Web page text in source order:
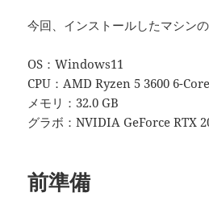
今回、インストールしたマシンの
OS：Windows11
CPU：AMD Ryzen 5 3600 6-
メモリ：32.0 GB
グラボ：NVIDIA GeForce RTX
前準備